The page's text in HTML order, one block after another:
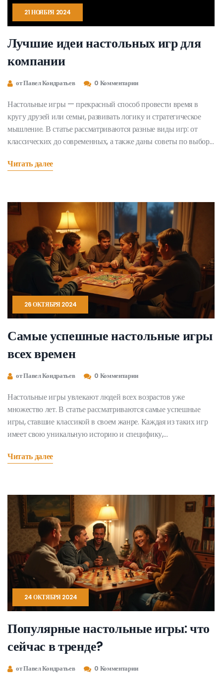
21 НОЯБРЯ 2024
Лучшие идеи настольных игр для
компании
от Павел Кондратьев 0 Комментарии
Настольные игры — прекрасный способ провести время в
кругу друзей или семьи, развивать логику и стратегическое
мышление. В статье рассматриваются разные виды игр: от
классических до современных, а также даны советы по выбору
игры нынче в тренде и чем они привлекают игроков.
Читать далее
26 ОКТЯБРЯ 2024
Самые успешные настольные игры
всех времен
от Павел Кондратьев 0 Комментарии
Настольные игры увлекают людей всех возрастов уже
множество лет. В статье рассматриваются самые успешные
игры, ставшие классикой в своем жанре. Каждая из таких игр
имеет свою уникальную историю и специфику,
считаются настоящими легендами.
Читать далее
24 ОКТЯБРЯ 2024
Популярные настольные игры: что
сейчас в тренде?
от Павел Кондратьев 0 Комментарии